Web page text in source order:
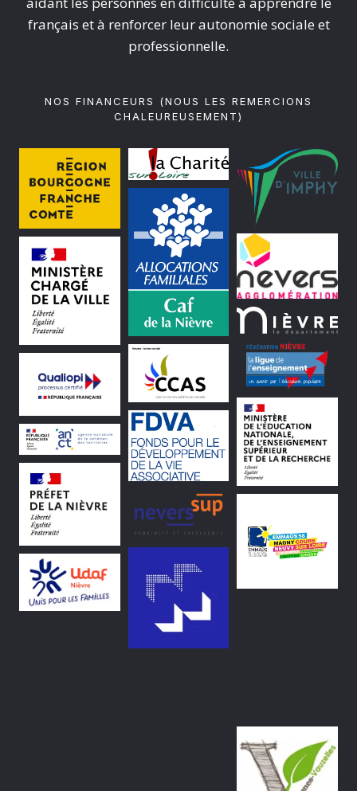
français et à renforcer leur autonomie sociale et
professionnelle.
NOS FINANCEURS (NOUS LES REMERCIONS
CHALEUREUSEMENT)